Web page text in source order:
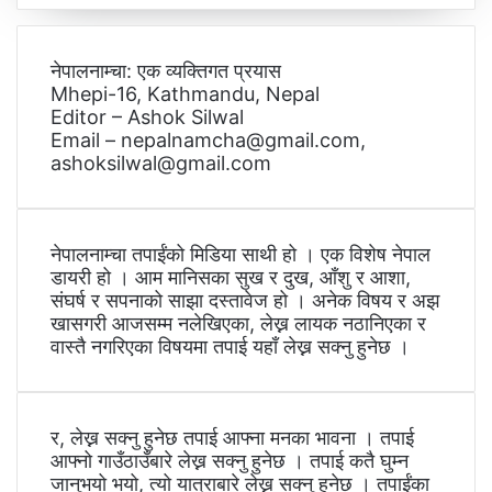
नेपालनाम्चा: एक व्यक्तिगत प्रयास
Mhepi-16, Kathmandu, Nepal
Editor – Ashok Silwal
Email – nepalnamcha@gmail.com,
ashoksilwal@gmail.com
नेपालनाम्चा तपाईंको मिडिया साथी हो । एक विशेष नेपाल
डायरी हो । आम मानिसका सुख र दुख, आँशु र आशा,
संघर्ष र सपनाको साझा दस्तावेज हो । अनेक विषय र अझ
खासगरी आजसम्म नलेखिएका, लेख्न लायक नठानिएका र
वास्तै नगरिएका विषयमा तपाई यहाँ लेख्न सक्नु हुनेछ ।
र, लेख्न सक्नु हुनेछ तपाई आफ्ना मनका भावना । तपाई
आफ्नो गाउँठाउँबारे लेख्न सक्नु हुनेछ । तपाई कतै घुम्न
जानुभयो भयो, त्यो यात्राबारे लेख्न सक्नु हुनेछ । तपाईंका